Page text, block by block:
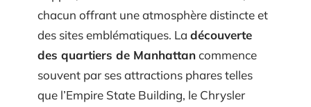
chacun offrant une atmosphère distincte et
des sites emblématiques. La découverte
des quartiers de Manhattancommence
souvent par ses attractions phares telles
que l’Empire State Building, le Chrysler